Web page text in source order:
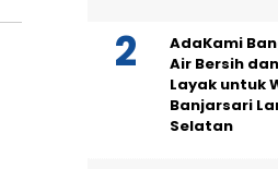
AdaKami
Air Bersih
Layak untuk
Banjarsari
Selatan